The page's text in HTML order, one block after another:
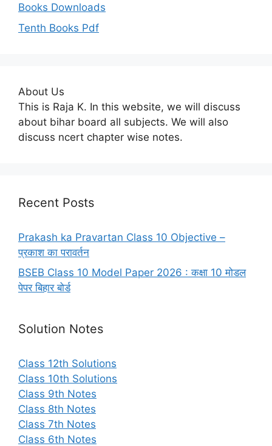
Books Downloads
Tenth Books Pdf
About Us
This is Raja K. In this website, we will discuss
about bihar board all subjects. We will also
discuss ncert chapter wise notes.
Recent Posts
Prakash ka Pravartan Class 10 Objective –
प्रकाश का परावर्तन
BSEB Class 10 Model Paper 2026 : कक्षा 10 मोडल
पेपर बिहार बोर्ड
Solution Notes
Class 12th Solutions
Class 10th Solutions
Class 9th Notes
Class 8th Notes
Class 7th Notes
Class 6th Notes